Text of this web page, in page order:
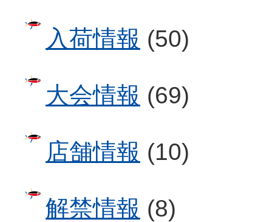
入荷情報 (50)
大会情報 (69)
店舗情報 (10)
解禁情報 (8)